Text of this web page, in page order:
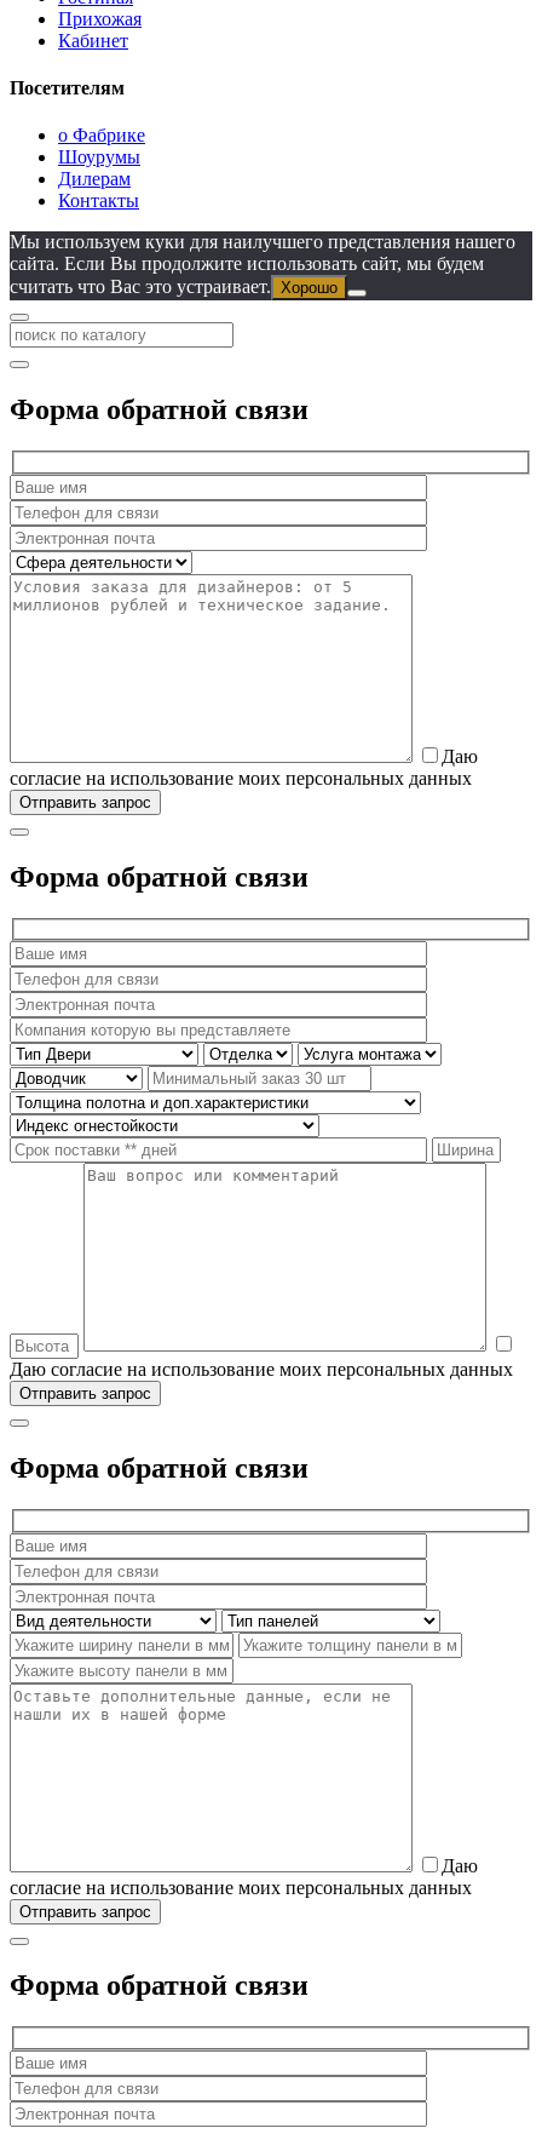
Прихожая
Кабинет
Посетителям
о Фабрике
Шоурумы
Дилерам
Контакты
Мы используем куки для наилучшего представления нашего
сайта. Если Вы продолжите использовать сайт, мы будем
считать что Вас это устраивает. Хорошо
Форма обратной связи
Даю
согласие на использование моих персональных данных
Форма обратной связи
Даю согласие на использование моих персональных данных
Форма обратной связи
Даю
согласие на использование моих персональных данных
Форма обратной связи